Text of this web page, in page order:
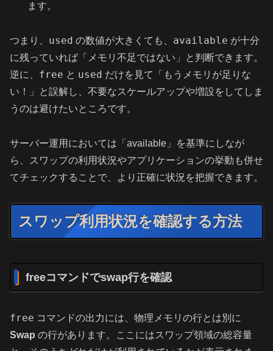
ます。
つまり、 used の数値が大きくても、 available が十分
に残っていれば「メモリ不足ではない」と判断できます。
逆に、 free と used だけを見て「もうメモリが足りな
い！」と誤解し、不要なスケールアップや増設をしてしま
うのは避けたいところです。
サーバー運用においては「available」を基準にしなが
ら、スワップの利用状況やアプリケーションの挙動も併せ
てチェックすることで、より正確に状況を把握できます。
スワップ利用状況を確認する方法
freeコマンドでswap行を確認
free コマンドの出力には、物理メモリの行とは別に
Swap の行があります。ここにはスワップ領域の総容量